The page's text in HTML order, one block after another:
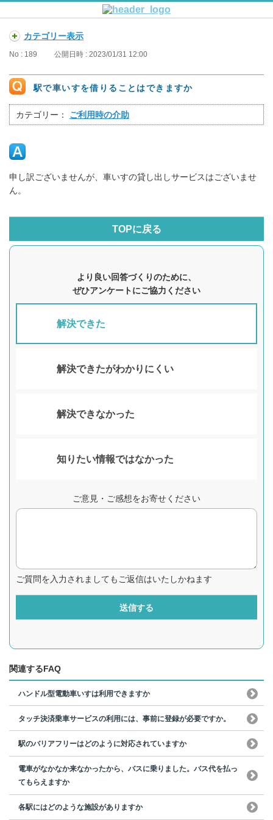
カテゴリー表示
No : 189 公開日時 : 2023/01/31 12:00
駅で車いすを借りることはできますか
カテゴリー： ご利用時の介助
申し訳ございませんが、車いすの貸し出しサービスはございませ
ん。
TOPに戻る
より良い回答づくりのために、
ぜひアンケートにご協力ください
解決できた
解決できたがわかりにくい
解決できなかった
知りたい情報ではなかった
ご意見・ご感想をお寄せください
ご質問を入力されましてもご返信はいたしかねます
送信する
関連するFAQ
ハンドル型電動車いすは利用できますか
タッチ決済乗車サービスの利用には、事前に登録が必要ですか。
駅のバリアフリーはどのように対応されていますか
電車がなかなか来なかったから、バスに乗りました。バス代を払っ
てもらえますか
各駅にはどのような施設がありますか